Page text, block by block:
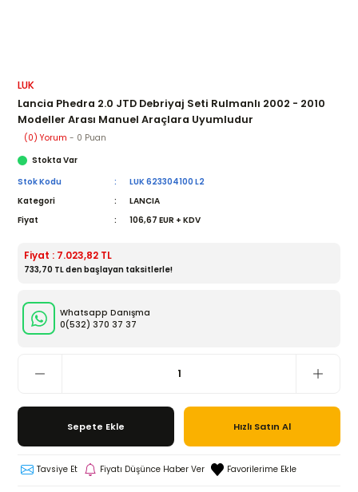
LUK
Lancia Phedra 2.0 JTD Debriyaj Seti Rulmanlı 2002 - 2010
Modeller Arası Manuel Araçlara Uyumludur
(0) Yorum - 0 Puan
Stokta Var
Stok Kodu
LUK 623304100 L2
Kategori
LANCIA
Fiyat
106,67 EUR + KDV
Fiyat : 7.023,82 TL
733,70 TL den başlayan taksitlerle!
Whatsapp Danışma
0(532) 370 37 37
Sepete Ekle Hızlı Satın Al
Tavsiye Et Fiyatı Düşünce Haber Ver